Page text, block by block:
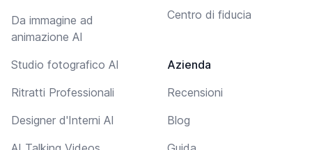
Da immagine ad
animazione AI
Studio fotografico AI
Ritratti Professionali
Designer d'Interni AI
Centro di fiducia
Azienda
Recensioni
Blog